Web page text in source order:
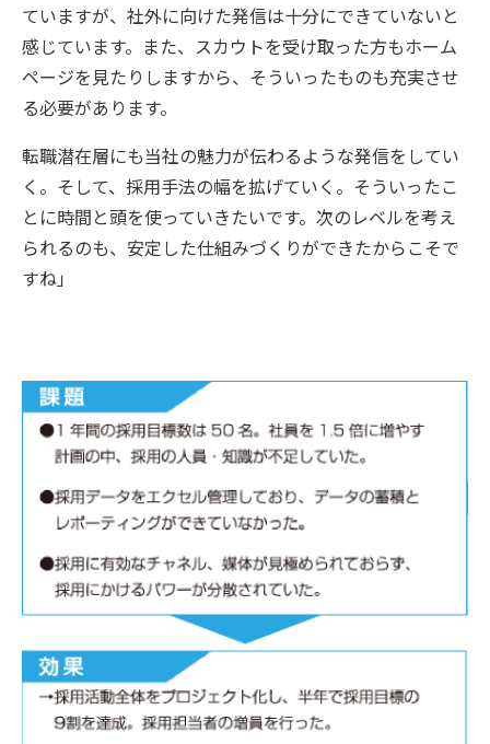
ていますが、社外に向けた発信は十分にできていないと
感じています。また、スカウトを受け取った方もホーム
ページを見たりしますから、そういったものも充実させ
る必要があります。
転職潜在層にも当社の魅力が伝わるような発信をしてい
く。そして、採用手法の幅を拡げていく。そういったこ
とに時間と頭を使っていきたいです。次のレベルを考え
られるのも、安定した仕組みづくりができたからこそで
すね」